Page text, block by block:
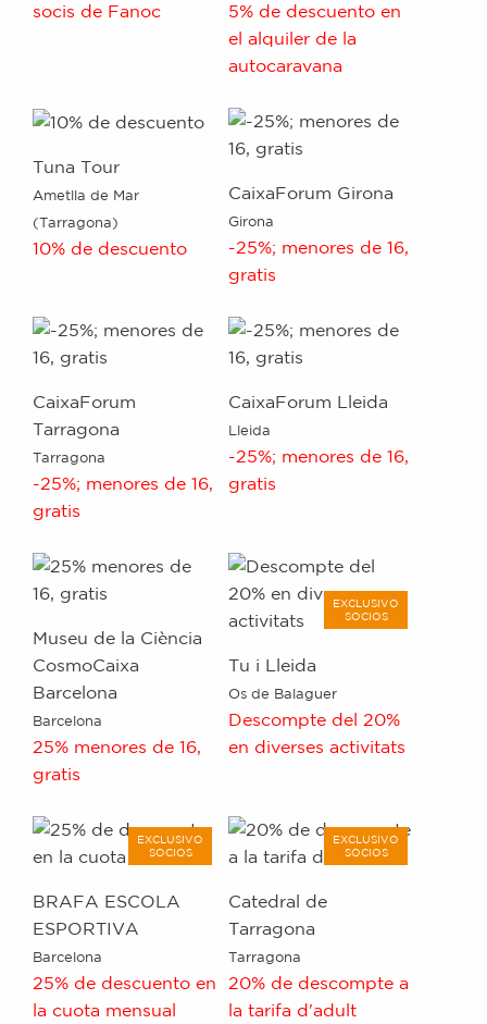
socis de Fanoc
​5% de descuento en
el alquiler de la
autocaravana
Tuna Tour
Ametlla de Mar
(Tarragona)
10% de descuento
CaixaForum Girona
Girona
-25%; menores de 16,
gratis
CaixaForum
Tarragona
Tarragona
-25%; menores de 16,
gratis
CaixaForum Lleida
Lleida
-25%; menores de 16,
gratis
Museu de la Ciència
CosmoCaixa
Barcelona
Barcelona
25% menores de 16,
gratis
EXCLUSIVO
SOCIOS
Tu i Lleida
Os de Balaguer
Descompte del 20%
en diverses activitats
EXCLUSIVO
SOCIOS
BRAFA ESCOLA
ESPORTIVA
Barcelona
25% de descuento en
la cuota mensual
EXCLUSIVO
SOCIOS
Catedral de
Tarragona
Tarragona
20% de descompte a
la tarifa d'adult